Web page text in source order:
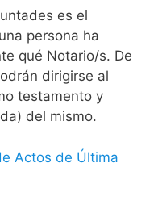
es el
persona ha
qué Notario/s. De
dirigirse al
testamento y
del mismo.
Actos de Última